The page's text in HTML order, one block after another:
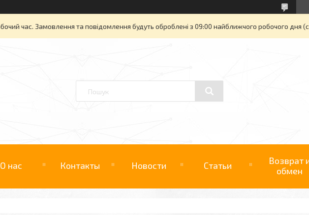
час. Замовлення та повідомлення будуть оброблені з 09:00 найближчого робочого дня
О нас Контакты Новости Статьи
Возврат
обмен